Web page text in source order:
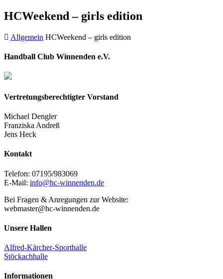
HCWeekend – girls edition
Allgemein HCWeekend – girls edition
Handball Club Winnenden e.V.
Vertretungsberechtigter Vorstand
Michael Dengler
Franziska Andreß
Jens Heck
Kontakt
Telefon: 07195/983069
E-Mail: info@hc-winnenden.de
Bei Fragen & Anregungen zur Website:
webmaster@hc-winnenden.de
Unsere Hallen
Alfred-Kärcher-Sporthalle
Stöckachhalle
Informationen